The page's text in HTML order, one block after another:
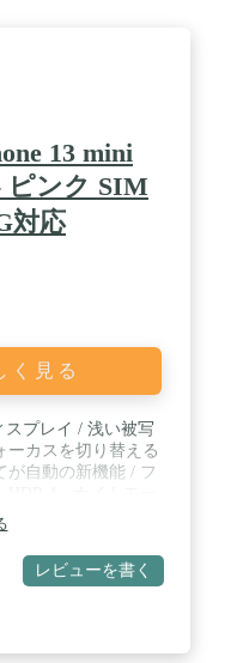
0.5 ~ 1.5cm離れて
えば、いつもは撮れ
。 / 【高品質の携帯
なプラスチック製で
製の製品で、アルミ
ップを携帯電話のカ
話のカメラレンズの
ォンのカメラを専門
と専門的な写真を撮
望遠レンズ、遠い景
真が撮れるスマホ レ
の運動会・ライ
グなどのシーンに大
ンズを利用する際に
アイキャップを付
。 / 【198°鱼眼レ
くて一味違うユニー
以上の画角を平面
的なゆがみによって
変わった顔を中心
。
13 mini
ピンク SIM
対応
く見る
スプレイ / 浅い被写
ーカスを切り替える
が自動の新機能 / フ
ンでのHDRビデオ撮
ルカメラシステム
ドと4Kドルビービジ
た12MP TrueDepth
パフォーマンスを
レビューを書く